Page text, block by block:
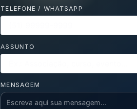
TELEFONE / WHATSAPP
ASSUNTO
MENSAGEM